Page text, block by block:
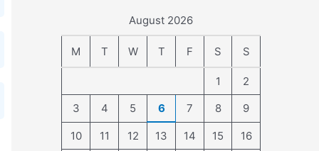
August 2026
M T W T F S S
1
2
3
4 5 6 7 8 9
10 11 12 13 14 15
16